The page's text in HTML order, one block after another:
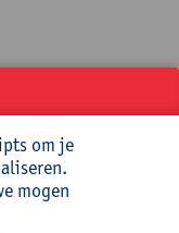
Locatie
om je
mogen